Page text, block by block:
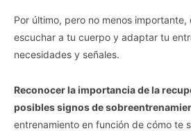
Por último, pero no menos importante,
escuchar a tu cuerpo y adaptar tu
necesidades y señales.
Reconocer la importancia de la
posibles signos de
entrenamiento en función de cómo te